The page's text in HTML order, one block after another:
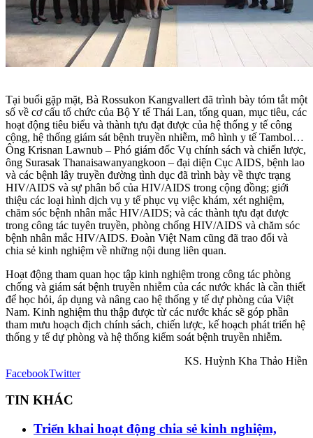
Tại buổi gặp mặt, Bà Rossukon Kangvallert đã trình bày tóm tắt một
số về cơ cấu tổ chức của Bộ Y tế Thái Lan, tổng quan, mục tiêu, các
hoạt động tiêu biểu và thành tựu đạt được của hệ thống y tế công
cộng, hệ thống giám sát bệnh truyền nhiễm, mô hình y tế Tambol…
Ông Krisnan Lawnub – Phó giám đốc Vụ chính sách và chiến lược,
ông Surasak Thanaisawanyangkoon – đại diện Cục AIDS, bệnh lao
và các bệnh lây truyền đường tình dục đã trình bày về thực trạng
HIV/AIDS và sự phân bổ của HIV/AIDS trong cộng đồng; giới
thiệu các loại hình dịch vụ y tế phục vụ việc khám, xét nghiệm,
chăm sóc bệnh nhân mắc HIV/AIDS; và các thành tựu đạt được
trong công tác tuyên truyền, phòng chống HIV/AIDS và chăm sóc
bệnh nhân mắc HIV/AIDS. Đoàn Việt Nam cũng đã trao đổi và
chia sẻ kinh nghiệm về những nội dung liên quan.
Hoạt động tham quan học tập kinh nghiệm trong công tác phòng
chống và giám sát bệnh truyền nhiễm của các nước khác là cần thiết
để học hỏi, áp dụng và nâng cao hệ thống y tế dự phòng của Việt
Nam. Kinh nghiệm thu thập được từ các nước khác sẽ góp phần
tham mưu hoạch địch chính sách, chiến lược, kế hoạch phát triển hệ
thống y tế dự phòng và hệ thống kiểm soát bệnh truyền nhiễm.
KS. Huỳnh Kha Thảo Hiền
FacebookTwitter
TIN KHÁC
Triển khai hoạt động chia sẻ kinh nghiệm,